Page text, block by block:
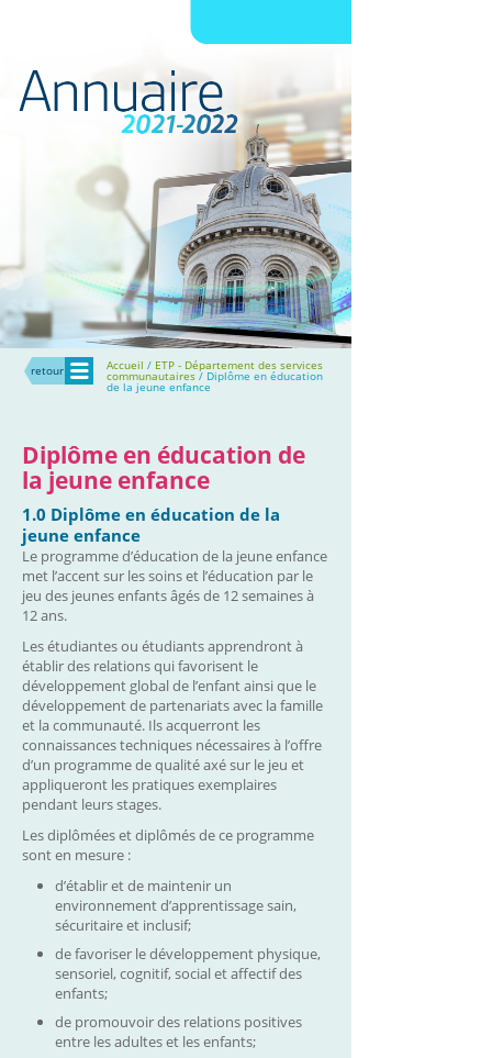
retour Menu Accueil / ETP - Département des services
communautaires / Diplôme en éducation
de la jeune enfance
Diplôme en éducation de
la jeune enfance
1.0 Diplôme en éducation de la
jeune enfance
Le programme d’éducation de la jeune enfance
met l’accent sur les soins et l’éducation par le
jeu des jeunes enfants âgés de 12 semaines à
12 ans.
Les étudiantes ou étudiants apprendront à
établir des relations qui favorisent le
développement global de l’enfant ainsi que le
développement de partenariats avec la famille
et la communauté. Ils acquerront les
connaissances techniques nécessaires à l’offre
d’un programme de qualité axé sur le jeu et
appliqueront les pratiques exemplaires
pendant leurs stages.
Les diplômées et diplômés de ce programme
sont en mesure :
d’établir et de maintenir un
environnement d’apprentissage sain,
sécuritaire et inclusif;
de favoriser le développement physique,
sensoriel, cognitif, social et affectif des
enfants;
de promouvoir des relations positives
entre les adultes et les enfants;